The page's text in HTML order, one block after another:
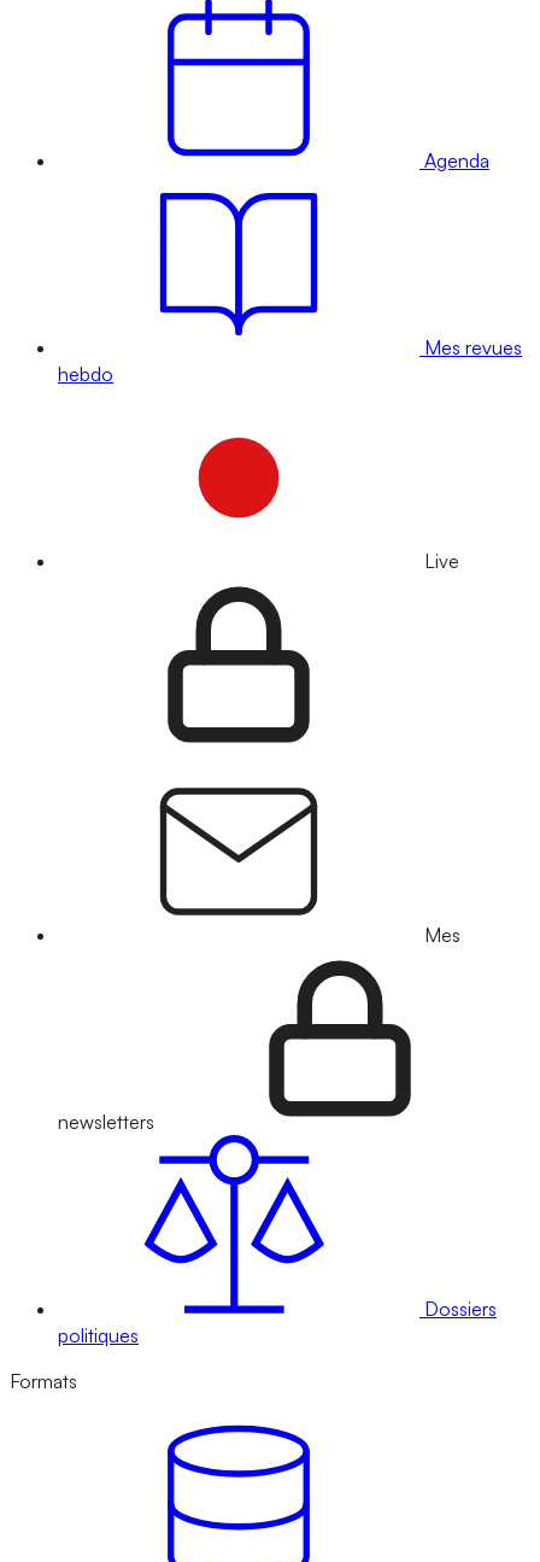
Agenda
Mes revues
hebdo
Live
Mes
newsletters
Dossiers
politiques
Formats